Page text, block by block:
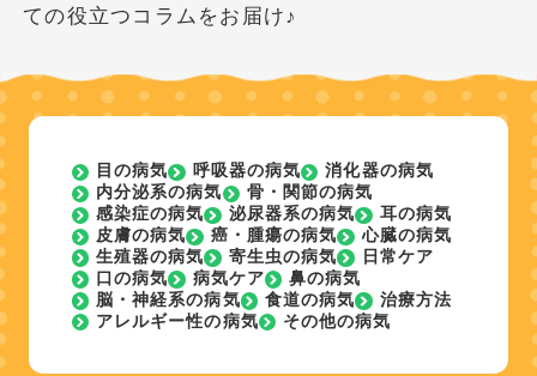
ての役立つコラムをお届け♪
目の病気 呼吸器の病気
消化器の病気
内分泌系の病気
骨・関節の病気
感染症の病気
泌尿器系の病気
耳の病気
皮膚の病気
癌・腫瘍の病気
心臓の病気
生殖器の病気
寄生虫の病気
日常ケア
口の病気
病気ケア
鼻の病気
脳・神経系の病気
食道の病気
治療方法
アレルギー性の病気
その他の病気